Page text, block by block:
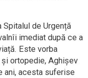
de Urgență
imediat după ce a
Este vorba
ortopedie, Aghișev
ani, acesta suferise